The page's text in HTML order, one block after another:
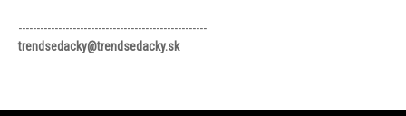
----------------------------------------------------
trendsedacky@trendsedacky.sk